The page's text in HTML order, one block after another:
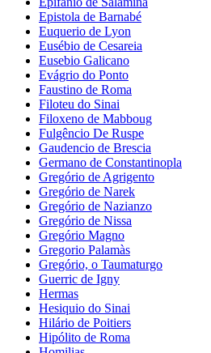
Epistola de Barnabé
Euquerio de Lyon
Eusébio de Cesareia
Eusebio Galicano
Evágrio do Ponto
Faustino de Roma
Filoteu do Sinai
Filoxeno de Mabboug
Fulgêncio De Ruspe
Gaudencio de Brescia
Germano de Constantinopla
Gregório de Agrigento
Gregório de Narek
Gregório de Nazianzo
Gregório de Nissa
Gregório Magno
Gregorio Palamàs
Gregório, o Taumaturgo
Guerric de Igny
Hermas
Hesiquio do Sinai
Hilário de Poitiers
Hipólito de Roma